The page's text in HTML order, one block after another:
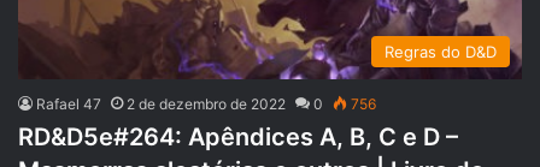
Regras do D&D
Rafael 47 2 de dezembro de 2022 0 756
RD&D5e#264: Apêndices A, B, C e D –